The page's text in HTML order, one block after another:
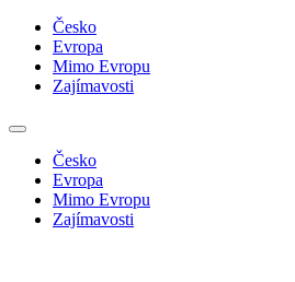
Česko
Evropa
Mimo Evropu
Zajímavosti
Česko
Evropa
Mimo Evropu
Zajímavosti